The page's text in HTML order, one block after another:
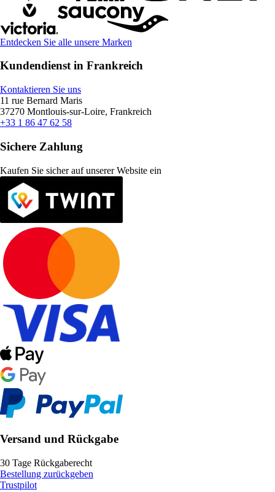
Entdecken Sie alle unsere Marken
Kundendienst in Frankreich
Kontaktieren Sie uns
11 rue Bernard Maris
37270 Montlouis-sur-Loire, Frankreich
+33 1 86 47 62 58
Sichere Zahlung
Kaufen Sie sicher auf unserer Website ein
Versand und Rückgabe
30 Tage Rückgaberecht
Bestellung zurückgeben
Trustpilot